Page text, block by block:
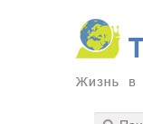
Жизнь в постоянном